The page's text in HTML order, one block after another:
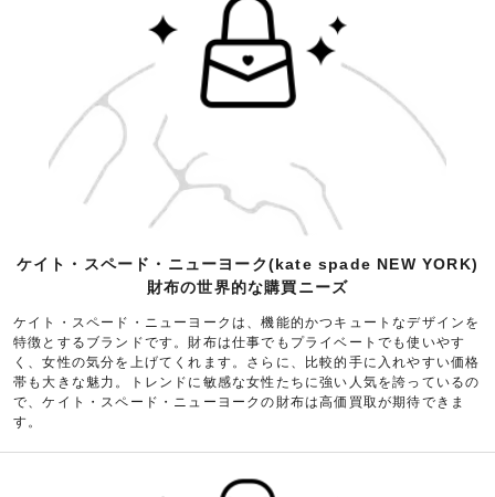
ケイト・スペード・ニューヨーク(kate spade NEW YORK)
財布の世界的な購買ニーズ
ケイト・スペード・ニューヨークは、機能的かつキュートなデザインを
特徴とするブランドです。財布は仕事でもプライベートでも使いやす
く、女性の気分を上げてくれます。さらに、比較的手に入れやすい価格
帯も大きな魅力。トレンドに敏感な女性たちに強い人気を誇っているの
で、ケイト・スペード・ニューヨークの財布は高価買取が期待できま
す。